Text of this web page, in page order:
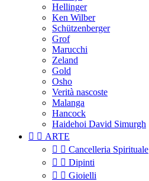
Hellinger
Ken Wilber
Schützenberger
Grof
Marucchi
Zeland
Gold
Osho
Verità nascoste
Malanga
Hancock
Haidehoi David Simurgh
  ARTE
  Cancelleria Spirituale
  Dipinti
  Gioielli